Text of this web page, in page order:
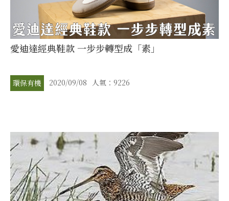
愛迪達經典鞋款 一步步轉型成「素」
環保有機 2020/09/08 人氣：9226